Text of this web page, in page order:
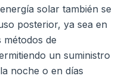
solar también se
posterior, ya sea en
de
un suministro
noche o en días